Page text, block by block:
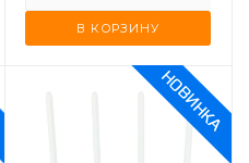
В КОРЗИНУ